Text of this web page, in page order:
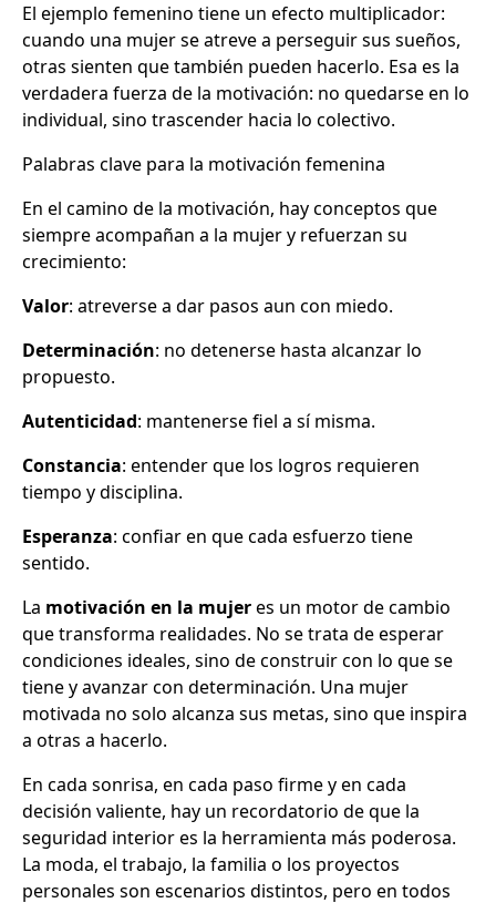
El ejemplo femenino tiene un efecto multiplicador:
cuando una mujer se atreve a perseguir sus sueños,
otras sienten que también pueden hacerlo. Esa es la
verdadera fuerza de la motivación: no quedarse en lo
individual, sino trascender hacia lo colectivo.
Palabras clave para la motivación femenina
En el camino de la motivación, hay conceptos que
siempre acompañan a la mujer y refuerzan su
crecimiento:
Valor: atreverse a dar pasos aun con miedo.
Determinación: no detenerse hasta alcanzar lo
propuesto.
Autenticidad: mantenerse fiel a sí misma.
Constancia: entender que los logros requieren
tiempo y disciplina.
Esperanza: confiar en que cada esfuerzo tiene
sentido.
La motivación en la mujeres un motor de cambio
que transforma realidades. No se trata de esperar
condiciones ideales, sino de construir con lo que se
tiene y avanzar con determinación. Una mujer
motivada no solo alcanza sus metas, sino que inspira
a otras a hacerlo.
En cada sonrisa, en cada paso firme y en cada
decisión valiente, hay un recordatorio de que la
seguridad interior es la herramienta más poderosa.
La moda, el trabajo, la familia o los proyectos
personales son escenarios distintos, pero en todos